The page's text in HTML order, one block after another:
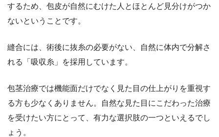
するため、包皮が自然にむけた人とほとんど見分けがつか
ないということです。
縫合には、術後に抜糸の必要がない、自然に体内で分解さ
れる「吸収糸」を採用しています。
包茎治療では機能面だけでなく見た目の仕上がりを重視す
る方も少なくありません。自然な見た目にこだわった治療
を受けたい方にとって、有力な選択肢の一つといえるでし
ょう。